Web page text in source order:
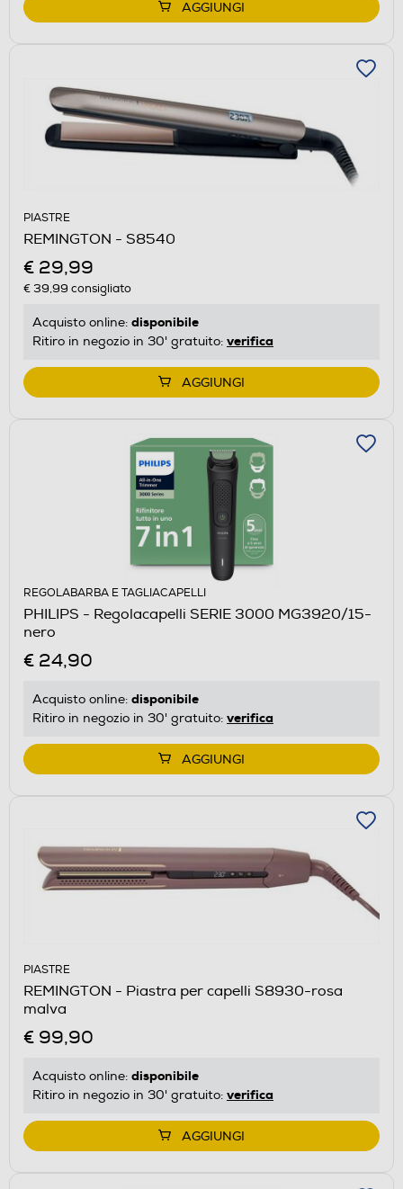
AGGIUNGI
PIASTRE
REMINGTON - S8540
€ 29,99
€ 39,99 consigliato
Acquisto online: disponibile
Ritiro in negozio in 30' gratuito: verifica
AGGIUNGI
REGOLABARBA E TAGLIACAPELLI
PHILIPS - Regolacapelli SERIE 3000 MG3920/15-
nero
€ 24,90
Acquisto online: disponibile
Ritiro in negozio in 30' gratuito: verifica
AGGIUNGI
PIASTRE
REMINGTON - Piastra per capelli S8930-rosa
malva
€ 99,90
Acquisto online: disponibile
Ritiro in negozio in 30' gratuito: verifica
AGGIUNGI